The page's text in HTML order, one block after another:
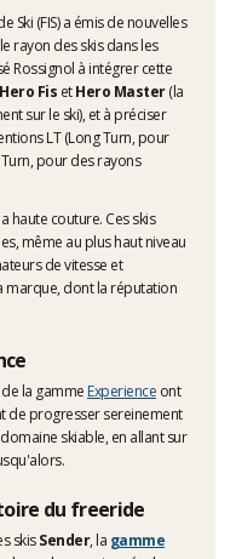
Ski (FIS) a émis de nouvelles
rayon des skis dans les
Rossignol à intégrer cette
Hero Fis etHero Master(la
sur le ski), et à préciser
LT (Long Turn, pour
pour des rayons
haute couture. Ces skis
même au plus haut niveau
de vitesse et
marque, dont la réputation
de la gamme Experience ont
de progresser sereinement
skiable, en allant sur
du freeride
skisSender, la gamme